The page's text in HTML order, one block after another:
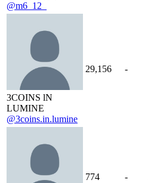
@m6_12_
3COINS lN
LUMINE
@3coins.in.lumine
29,156 -
774 -